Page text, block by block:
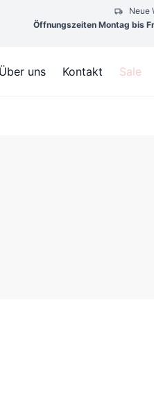
Neue
Öffnungszeiten Montag bis
Über uns Kontakt Sale